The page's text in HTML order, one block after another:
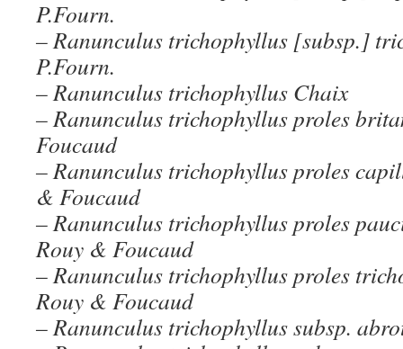
P.Fourn.
– Ranunculus trichophyllus [subsp.]
P.Fourn.
– Ranunculus trichophyllus Chaix
– Ranunculus trichophyllus proles
Foucaud
– Ranunculus trichophyllus proles
& Foucaud
– Ranunculus trichophyllus proles
Rouy & Foucaud
– Ranunculus trichophyllus proles
Rouy & Foucaud
– Ranunculus trichophyllus subsp.